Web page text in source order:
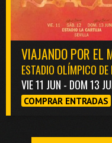
VIAJANDO POR EL
ESTADIO OLÍMPICO
VIE 11 JUN - DOM 13
COMPRAR ENTRADAS